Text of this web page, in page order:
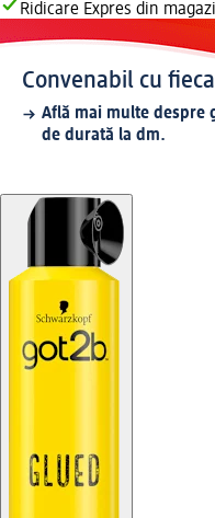
Ridicare Expres din
Convenabil cu
Află mai multe despre
de durată la dm.